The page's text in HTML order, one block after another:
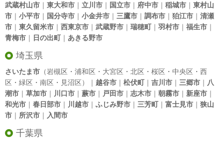
武蔵村山市 ｜ 東大和市 ｜ 立川市 ｜ 国立市 ｜ 府中市 ｜ 稲城市 ｜ 東村山
市 ｜ 小平市 ｜ 国分寺市 ｜ 小金井市 ｜ 三鷹市 ｜ 調布市 ｜ 狛江市 ｜ 清瀬
市 ｜ 東久留米市 ｜ 西東京市 ｜ 武蔵野市 ｜ 瑞穂町｜ 羽村市 ｜ 福生市 ｜
青梅市 ｜ 日の出町｜ あきる野市
埼玉県
さいたま市 （岩槻区・浦和区・大宮区・北区・桜区・中央区・西
区・緑区・南区・見沼区）｜ 越谷市 ｜ 松伏町｜ 吉川市 ｜ 三郷市 ｜ 八
潮市 ｜ 草加市 ｜ 川口市 ｜ 蕨市 ｜ 戸田市 ｜ 志木市 ｜ 朝霧市 ｜ 新座市 ｜
和光市 ｜ 春日部市 ｜ 川越市 ｜ ふじみ野市 ｜ 三芳町｜ 富士見市 ｜ 狭山
市 ｜ 所沢市 ｜ 入間市
千葉県